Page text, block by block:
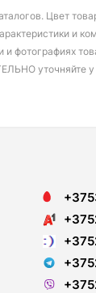
Цвет
и
и фотографиях